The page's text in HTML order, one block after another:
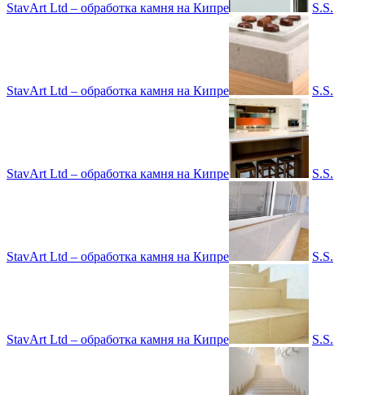
StavArt Ltd – обработка камня на Кипре S.S.
StavArt Ltd – обработка камня на Кипре S.S.
StavArt Ltd – обработка камня на Кипре S.S.
StavArt Ltd – обработка камня на Кипре S.S.
StavArt Ltd – обработка камня на Кипре S.S.